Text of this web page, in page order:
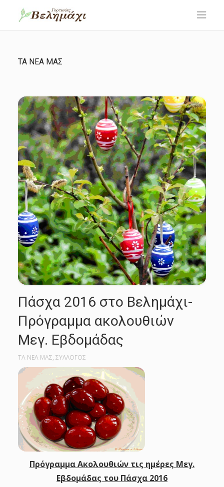
ΤΑ ΝΕΑ ΜΑΣ
Πάσχα 2016 στο Βελημάχι-
Πρόγραμμα ακολουθιών
Μεγ. Εβδομάδας
ΤΑ ΝΕΑ ΜΑΣ, ΣΥΛΛΟΓΟΣ
Πρόγραμμα Ακολουθιών τις ημέρες Μεγ.
Εβδομάδας του Πάσχα 2016